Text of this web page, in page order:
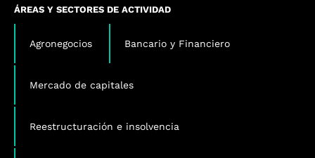
ÁREAS Y SECTORES DE ACTIVIDAD
Agronegocios
Bancario y Financiero
Mercado de capitales
Reestructuración e insolvencia